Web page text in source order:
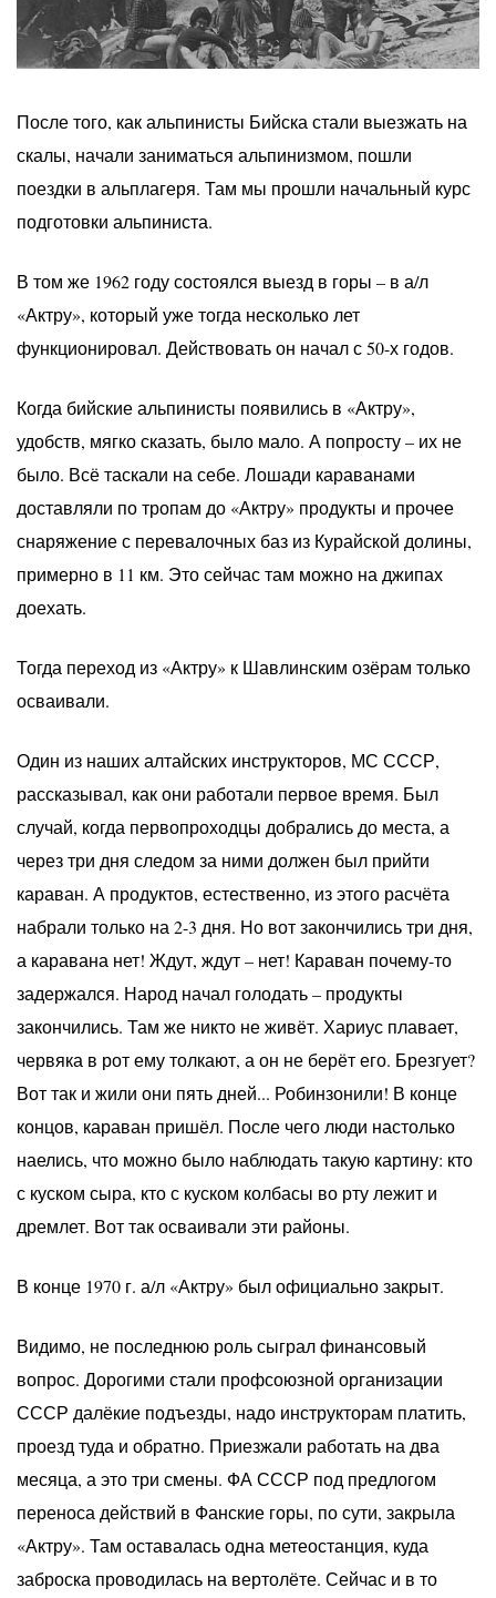
После того, как альпинисты Бийска стали выезжать на
скалы, начали заниматься альпинизмом, пошли
поездки в альплагеря. Там мы прошли начальный курс
подготовки альпиниста.
В том же 1962 году состоялся выезд в горы – в а/л
«Актру», который уже тогда несколько лет
функционировал. Действовать он начал с 50-х годов.
Когда бийские альпинисты появились в «Актру»,
удобств, мягко сказать, было мало. А попросту – их не
было. Всё таскали на себе. Лошади караванами
доставляли по тропам до «Актру» продукты и прочее
снаряжение с перевалочных баз из Курайской долины,
примерно в 11 км. Это сейчас там можно на джипах
доехать.
Тогда переход из «Актру» к Шавлинским озёрам только
осваивали.
Один из наших алтайских инструкторов, МС СССР,
рассказывал, как они работали первое время. Был
случай, когда первопроходцы добрались до места, а
через три дня следом за ними должен был прийти
караван. А продуктов, естественно, из этого расчёта
набрали только на 2-3 дня. Но вот закончились три дня,
а каравана нет! Ждут, ждут – нет! Караван почему-то
задержался. Народ начал голодать – продукты
закончились. Там же никто не живёт. Хариус плавает,
червяка в рот ему толкают, а он не берёт его. Брезгует?
Вот так и жили они пять дней... Робинзонили! В конце
концов, караван пришёл. После чего люди настолько
наелись, что можно было наблюдать такую картину: кто
с куском сыра, кто с куском колбасы во рту лежит и
дремлет. Вот так осваивали эти районы.
В конце 1970 г. а/л «Актру» был официально закрыт.
Видимо, не последнюю роль сыграл финансовый
вопрос. Дорогими стали профсоюзной организации
СССР далёкие подъезды, надо инструкторам платить,
проезд туда и обратно. Приезжали работать на два
месяца, а это три смены. ФА СССР под предлогом
переноса действий в Фанские горы, по сути, закрыла
«Актру». Там оставалась одна метеостанция, куда
заброска проводилась на вертолёте. Сейчас и в то